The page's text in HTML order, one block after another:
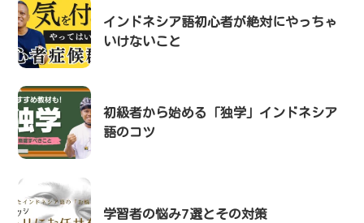
インドネシア語初心者が絶対にやっちゃ
いけないこと
初級者から始める「独学」インドネシア
語のコツ
学習者の悩み7選とその対策